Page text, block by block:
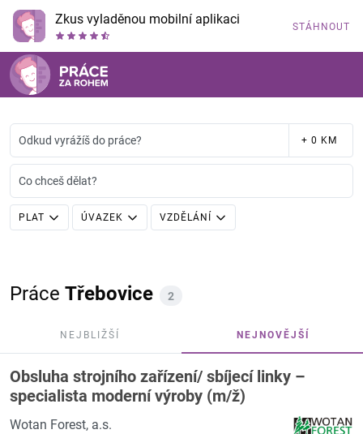
Zkus vyladěnou mobilní aplikaci STÁHNOUT
Odkud vyrážíš do práce? + 0 KM
Co chceš dělat?
PLAT ÚVAZEK VZDĚLÁNÍ
Práce Třebovice 2
NEJBLIŽŠÍ NEJNOVĚJŠÍ
Obsluha strojního zařízení/ sbíjecí linky –
specialista moderní výroby (m/ž)
Wotan Forest, a.s.